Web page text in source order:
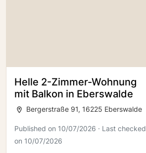
Helle 2-Zimmer-Wohnung
mit Balkon in Eberswalde
Bergerstraße 91, 16225 Eberswalde
Published on 10/07/2026 · Last checked
on 10/07/2026